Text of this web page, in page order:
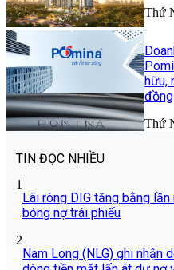
Thứ
hữu,
đồng
Thứ
TIN ĐỌC NHIỀU
1
Lãi ròng DIG tăng bằng
bóng nợ trái phiếu
2
Nam Long (NLG) ghi nhận